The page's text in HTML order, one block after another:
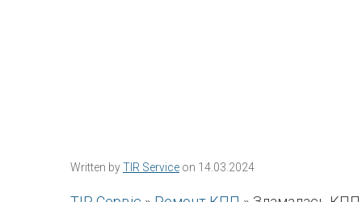
Written byTIR Service on 14.03.2024